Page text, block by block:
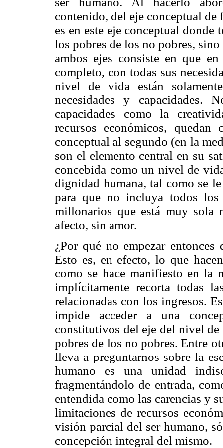
contenido, del eje conceptual
es en este eje conceptual donde
los pobres de los no pobres,
ambos ejes consiste en que
completo, con todas sus
nivel de vida están
necesidades y capacidades.
capacidades como la
recursos económicos,
conceptual al segundo (en la
son el elemento central en su
concebida como un nivel de
dignidad humana, tal como se
para que no incluya todos
millonarios que está muy sola
afecto, sin amor.
¿Por qué no empezar
Esto es, en efecto, lo que
como se hace manifiesto en la
implícitamente recorta todas
relacionadas con los ingresos.
impide acceder a una
constitutivos del eje del nivel de
pobres de los no pobres. Entre
lleva a preguntarnos sobre la
humano es una unidad
fragmentándolo de entrada,
entendida como las carencias y
limitaciones de recursos
visión parcial del ser humano,
concepción integral del mismo.